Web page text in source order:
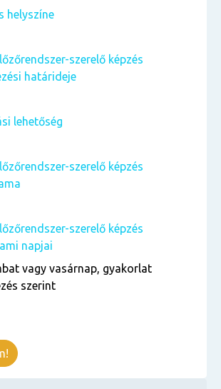
helyszíne
szerelő képzés
határideje
lehetőség
szerelő képzés
szerelő képzés
napjai
vagy vasárnap, gyakorlat
szerint